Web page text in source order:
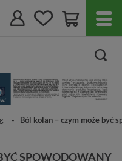
Ból kolan – czym może być
SPOWODOWANY